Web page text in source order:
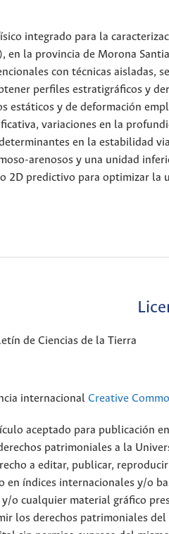
integrado para la
en la provincia de Morona
con técnicas aisladas,
perfiles estratigráficos y
estáticos y de deformación
variaciones en la
en la estabilidad
arenosos y una unidad
2D predictivo para optimizar la
de Ciencias de la Tierra
internacional Creative
aceptado para publicación
patrimoniales a la
a editar, publicar,
en índices internacionales y/o
o cualquier material gráfico
los derechos patrimoniales